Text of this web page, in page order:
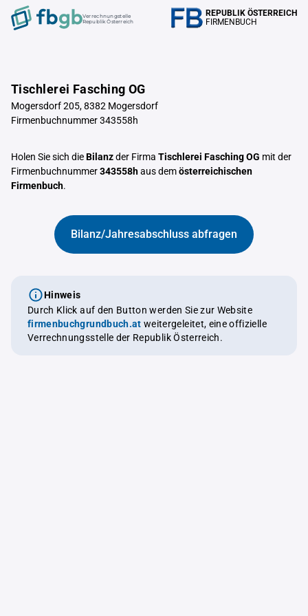
Verrechnungstelle
Republik Österreich
REPUBLIK ÖSTERREICH
FIRMENBUCH
Tischlerei Fasching OG
Mogersdorf 205, 8382 Mogersdorf
Firmenbuchnummer 343558h
Holen Sie sich dieBilanzder Firma Tischlerei Fasching OG mit der
Firmenbuchnummer343558haus demösterreichischen
Firmenbuch.
Bilanz/Jahresabschluss abfragen
Hinweis
Durch Klick auf den Button werden Sie zur Website
firmenbuchgrundbuch.at weitergeleitet, eine offizielle
Verrechnungsstelle der Republik Österreich.